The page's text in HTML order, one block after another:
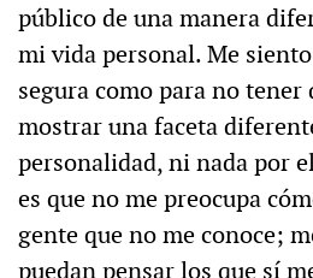
público de una manera
mi vida personal. Me
segura como para no tener
mostrar una faceta
personalidad, ni nada por
es que no me preocupa
gente que no me conoce;
puedan pensar los que sí